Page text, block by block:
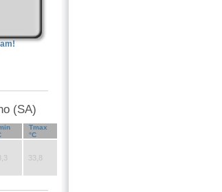
(SA)
Tmax
°C
33,8